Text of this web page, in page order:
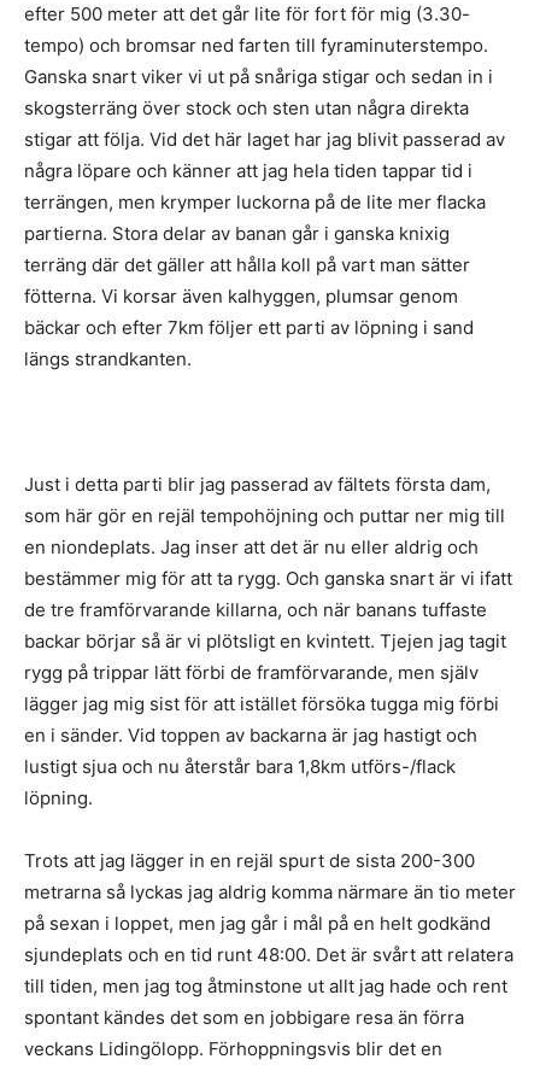
efter 500 meter att det går lite för fort för mig (3.30-
tempo) och bromsar ned farten till fyraminuterstempo.
Ganska snart viker vi ut på snåriga stigar och sedan in i
skogsterräng över stock och sten utan några direkta
stigar att följa. Vid det här laget har jag blivit passerad av
några löpare och känner att jag hela tiden tappar tid i
terrängen, men krymper luckorna på de lite mer flacka
partierna. Stora delar av banan går i ganska knixig
terräng där det gäller att hålla koll på vart man sätter
fötterna. Vi korsar även kalhyggen, plumsar genom
bäckar och efter 7km följer ett parti av löpning i sand
längs strandkanten.
Just i detta parti blir jag passerad av fältets första dam,
som här gör en rejäl tempohöjning och puttar ner mig till
en niondeplats. Jag inser att det är nu eller aldrig och
bestämmer mig för att ta rygg. Och ganska snart är vi ifatt
de tre framförvarande killarna, och när banans tuffaste
backar börjar så är vi plötsligt en kvintett. Tjejen jag tagit
rygg på trippar lätt förbi de framförvarande, men själv
lägger jag mig sist för att istället försöka tugga mig förbi
en i sänder. Vid toppen av backarna är jag hastigt och
lustigt sjua och nu återstår bara 1,8km utförs-/flack
löpning.
Trots att jag lägger in en rejäl spurt de sista 200-300
metrarna så lyckas jag aldrig komma närmare än tio meter
på sexan i loppet, men jag går i mål på en helt godkänd
sjundeplats och en tid runt 48:00. Det är svårt att relatera
till tiden, men jag tog åtminstone ut allt jag hade och rent
spontant kändes det som en jobbigare resa än förra
veckans Lidingölopp. Förhoppningsvis blir det en